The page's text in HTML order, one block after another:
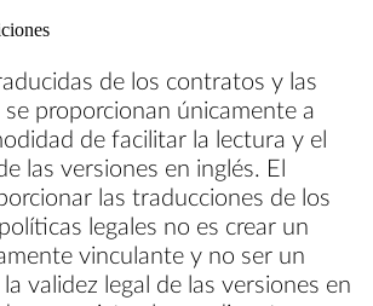
de los contratos y las
proporcionan únicamente a
de facilitar la lectura y el
las versiones en inglés. El
las traducciones de los
legales no es crear un
vinculante y no ser un
validez legal de las versiones en